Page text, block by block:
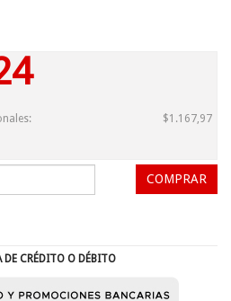
$1.167,97
DE CRÉDITO O DÉBITO